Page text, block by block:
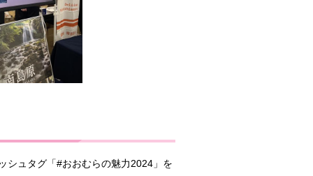
シュタグ「#おおむらの魅力2024」を